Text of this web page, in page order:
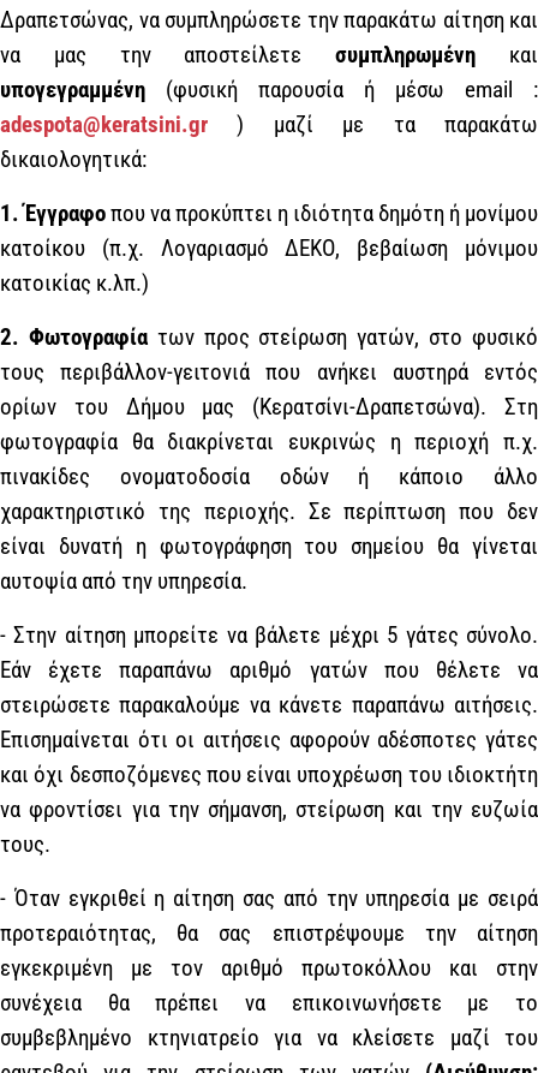
Δραπετσώνας, να συμπληρώσετε την παρακάτω αίτηση και
να μας την αποστείλετεσυμπληρωμένη και
υπογεγραμμένη (φυσική παρουσία ή μέσω email :
adespota@keratsini.gr ) μαζί με τα παρακάτω
δικαιολογητικά:
1. Έγγραφοπου να προκύπτει η ιδιότητα δημότη ή μονίμου
κατοίκου (π.χ. Λογαριασμό ΔΕΚΟ, βεβαίωση μόνιμου
κατοικίας κ.λπ.)
2. Φωτογραφίατων προς στείρωση γατών, στο φυσικό
τους περιβάλλον-γειτονιά που ανήκει αυστηρά εντός
ορίων του Δήμου μας (Κερατσίνι-Δραπετσώνα). Στη
φωτογραφία θα διακρίνεται ευκρινώς η περιοχή π.χ.
πινακίδες ονοματοδοσία οδών ή κάποιο άλλο
χαρακτηριστικό της περιοχής. Σε περίπτωση που δεν
είναι δυνατή η φωτογράφηση του σημείου θα γίνεται
αυτοψία από την υπηρεσία.
- Στην αίτηση μπορείτε να βάλετε μέχρι 5 γάτες σύνολο.
Εάν έχετε παραπάνω αριθμό γατών που θέλετε να
στειρώσετε παρακαλούμε να κάνετε παραπάνω αιτήσεις.
Επισημαίνεται ότι οι αιτήσεις αφορούν αδέσποτες γάτες
και όχι δεσποζόμενες που είναι υποχρέωση του ιδιοκτήτη
να φροντίσει για την σήμανση, στείρωση και την ευζωία
τους.
- Όταν εγκριθεί η αίτηση σας από την υπηρεσία με σειρά
προτεραιότητας, θα σας επιστρέψουμε την αίτηση
εγκεκριμένη με τον αριθμό πρωτοκόλλου και στην
συνέχεια θα πρέπει να επικοινωνήσετε με το
συμβεβλημένο κτηνιατρείο για να κλείσετε μαζί του